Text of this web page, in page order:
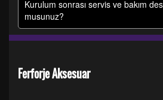
Kurulum sonrası servis ve bakım
musunuz?
Ferforje Aksesuar